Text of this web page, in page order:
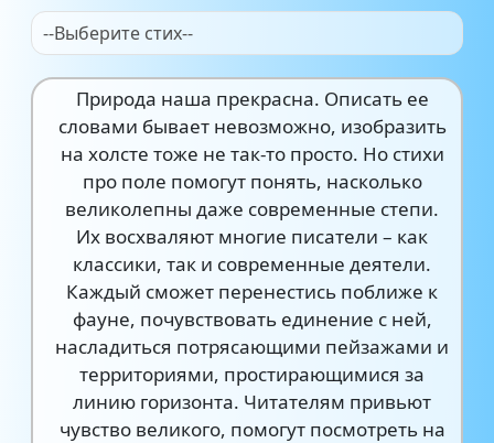
--Выберите стих--
Природа наша прекрасна. Описать ее
словами бывает невозможно, изобразить
на холсте тоже не так-то просто. Но стихи
про поле помогут понять, насколько
великолепны даже современные степи.
Их восхваляют многие писатели – как
классики, так и современные деятели.
Каждый сможет перенестись поближе к
фауне, почувствовать единение с ней,
насладиться потрясающими пейзажами и
территориями, простирающимися за
линию горизонта. Читателям привьют
чувство великого, помогут посмотреть на